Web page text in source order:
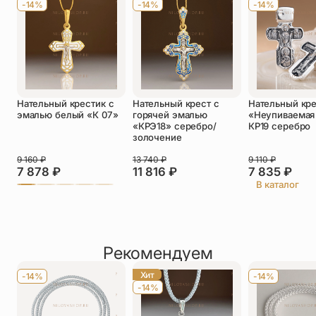
Телефон
Отзыв*
Прикрепить фото
-14%
Нательный крестик с
эмалью белый «К 07»
7 878 ₽
9 160₽
-14%
Нательный крест с
горячей эмалью
«КРЭ18» серебро/
золочение
11 816 ₽
13 740₽
-14%
Нательный
КР19 серебро
7 835 ₽
9 110₽
В каталог
Рекомендуем
-14%
Хит
-14%
-14%